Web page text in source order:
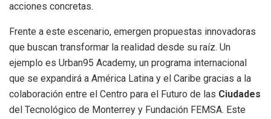
acciones concretas.
Frente a este escenario, emergen propuestas innovadoras
que buscan transformar la realidad desde su raíz. Un
ejemplo es Urban95 Academy, un programa internacional
que se expandirá a América Latina y el Caribe gracias a la
colaboración entre el Centro para el Futuro de las Ciudades
del Tecnológico de Monterrey y Fundación FEMSA. Este